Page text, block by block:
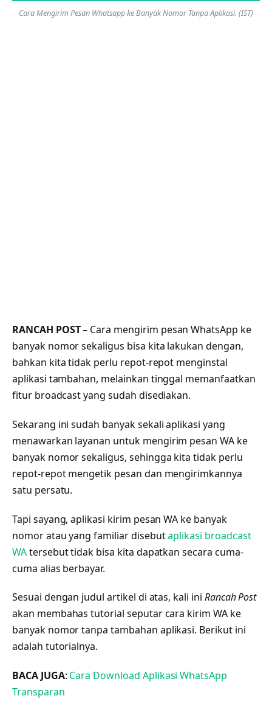
Cara Mengirim Pesan Whatsapp ke Banyak Nomor Tanpa Aplikasi. (IST)
RANCAH POST– Cara mengirim pesan WhatsApp ke
banyak nomor sekaligus bisa kita lakukan dengan,
bahkan kita tidak perlu repot-repot menginstal
aplikasi tambahan, melainkan tinggal memanfaatkan
fitur broadcast yang sudah disediakan.
Sekarang ini sudah banyak sekali aplikasi yang
menawarkan layanan untuk mengirim pesan WA ke
banyak nomor sekaligus, sehingga kita tidak perlu
repot-repot mengetik pesan dan mengirimkannya
satu persatu.
Tapi sayang, aplikasi kirim pesan WA ke banyak
nomor atau yang familiar disebutaplikasi broadcast
WAtersebut tidak bisa kita dapatkan secara cuma-
cuma alias berbayar.
Sesuai dengan judul artikel di atas, kali ini Rancah Post
akan membahas tutorial seputar cara kirim WA ke
banyak nomor tanpa tambahan aplikasi. Berikut ini
adalah tutorialnya.
BACA JUGA: Cara Download Aplikasi WhatsApp
Transparan